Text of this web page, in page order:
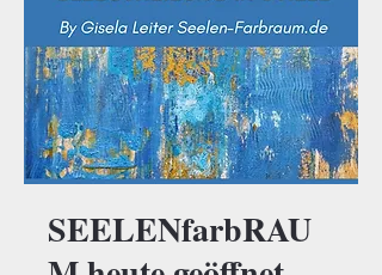
SEELENfarbRAU